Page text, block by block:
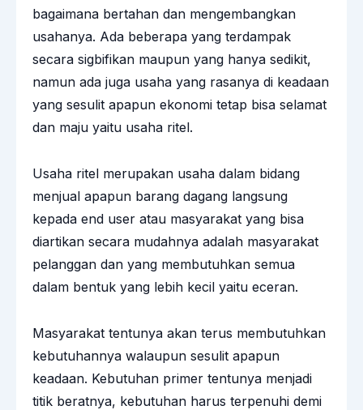
bagaimana bertahan dan mengembangkan
usahanya. Ada beberapa yang terdampak
secara sigbifikan maupun yang hanya sedikit,
namun ada juga usaha yang rasanya di keadaan
yang sesulit apapun ekonomi tetap bisa selamat
dan maju yaitu usaha ritel.
Usaha ritel merupakan usaha dalam bidang
menjual apapun barang dagang langsung
kepada end user atau masyarakat yang bisa
diartikan secara mudahnya adalah masyarakat
pelanggan dan yang membutuhkan semua
dalam bentuk yang lebih kecil yaitu eceran.
Masyarakat tentunya akan terus membutuhkan
kebutuhannya walaupun sesulit apapun
keadaan. Kebutuhan primer tentunya menjadi
titik beratnya, kebutuhan harus terpenuhi demi